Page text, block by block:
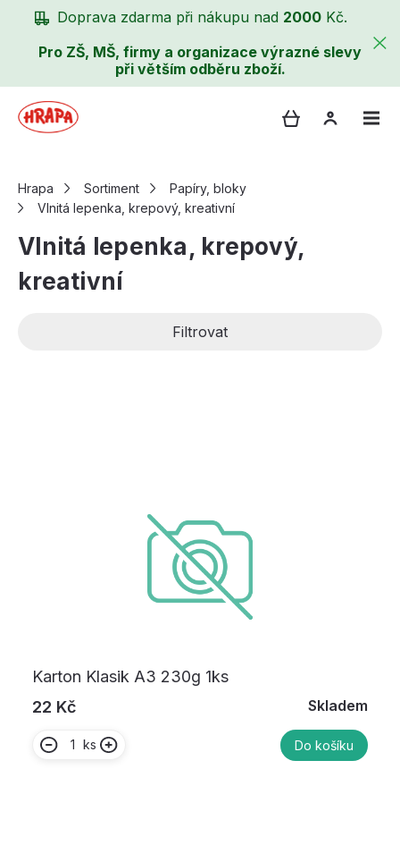
Doprava zdarma při nákupu nad 2000 Kč.
Pro ZŠ, MŠ, firmy a organizace výrazné slevy
při větším odběru zboží.
Hrapa Sortiment
Papíry, bloky
Vlnitá lepenka, krepový, kreativní
Vlnitá lepenka, krepový,
kreativní
Filtrovat
Karton Klasik A3 230g 1ks
22 Kč
Skladem
ks Do košíku